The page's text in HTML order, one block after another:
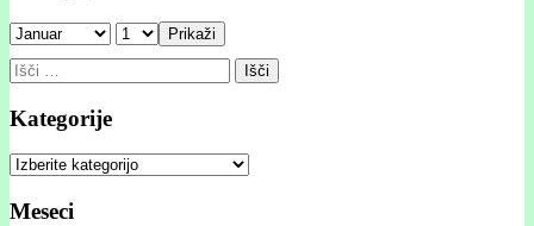
Prikaži
Išči:
Kategorije
Kategorije
Meseci